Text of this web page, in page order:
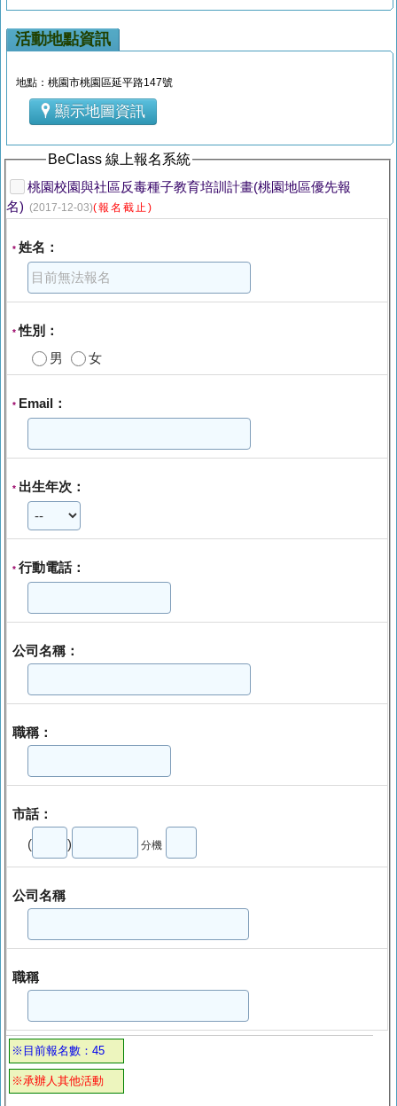
活動地點資訊
地點：桃園市桃園區延平路147號
顯示地圖資訊
BeClass 線上報名系統
桃園校園與社區反毒種子教育培訓計畫(桃園地區優先報
名) (2017-12-03)(報名截止)
* 姓名：
*性別：
男
女
* Email：
* 出生年次：
* 行動電話：
公司名稱：
職稱：
市話：
( ) 分機
公司名稱
職稱
※目前報名數：45
※承辦人其他活動